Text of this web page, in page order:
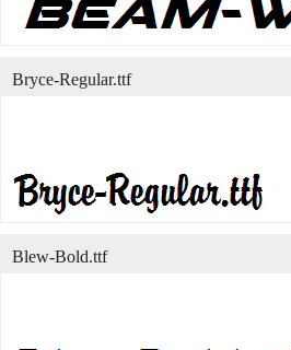
Bryce-Regular.ttf
Blew-Bold.ttf